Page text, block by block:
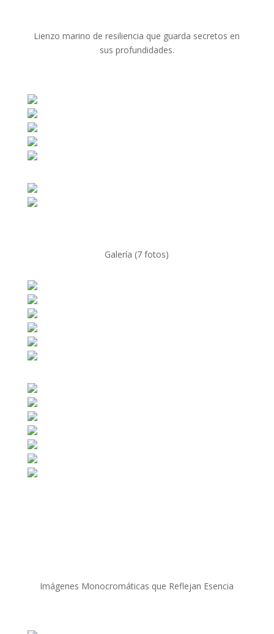
Lienzo marino de resiliencia que guarda secretos en
sus profundidades.
Galería (7 fotos)
Imágenes Monocromáticas que Reflejan Esencia